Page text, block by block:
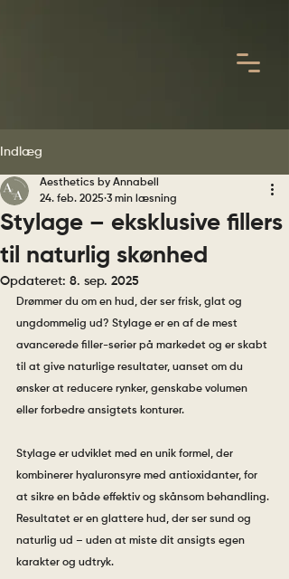
Indlæg
Stylage – eksklusive fillers
til naturlig skønhed
Aesthetics by Annabell
24. feb. 2025 3 min læsning
Opdateret: 8. sep. 2025
Drømmer du om en hud, der ser frisk, glat og
ungdommelig ud? Stylage er en af de mest
avancerede filler-serier på markedet og er skabt
til at give naturlige resultater, uanset om du
ønsker at reducere rynker, genskabe volumen
eller forbedre ansigtets konturer.
Stylage er udviklet med en unik formel, der
kombinerer hyaluronsyre med antioxidanter, for
at sikre en både effektiv og skånsom behandling.
Resultatet er en glattere hud, der ser sund og
naturlig ud – uden at miste dit ansigts egen
karakter og udtryk.